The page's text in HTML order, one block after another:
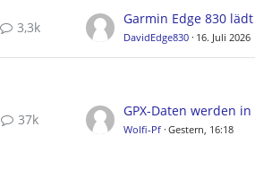
3,3k
DavidEdge830 16. Juli 2026
37k
Wolfi-Pf Gestern, 16:18